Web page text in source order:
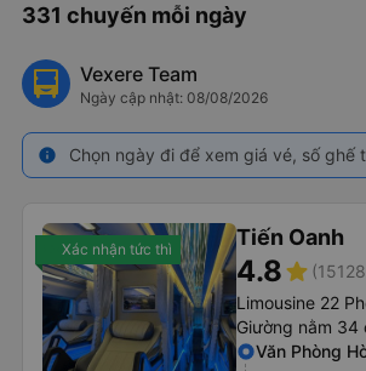
331 chuyến mỗi ngày
Vexere Team
Ngày cập nhật: 08/08/2026
info Chọn ngày đi để xem giá vé, số
Xác nhận tức thì Tiến Oanh
4.8star
Limousine 22
Giường nằm 34
Văn Phòng